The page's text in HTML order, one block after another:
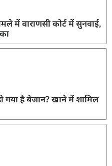
में वाराणसी कोर्ट में सुनवाई,
गया है बेजान? खाने में शामिल